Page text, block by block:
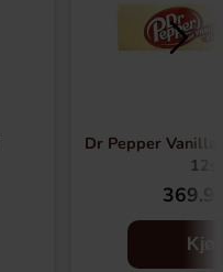
Dr Pepper
12st